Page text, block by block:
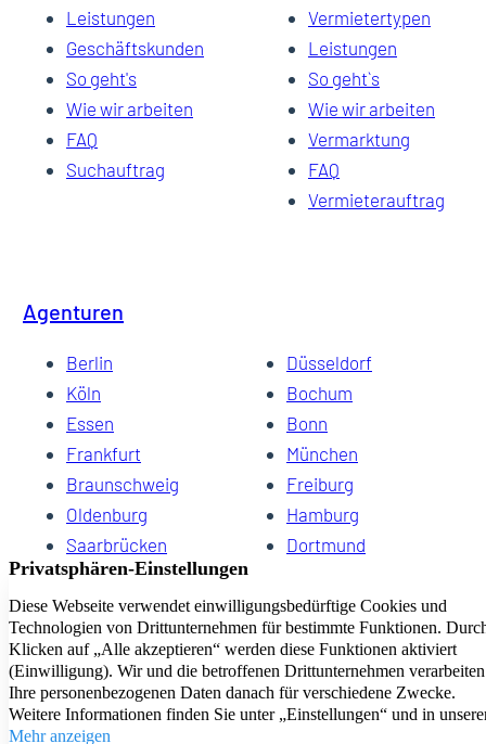
Leistungen
Geschäftskunden
So geht's
Wie wir arbeiten
FAQ
Suchauftrag
Vermietertypen
Leistungen
So geht`s
Wie wir arbeiten
Vermarktung
FAQ
Vermieterauftrag
Agenturen
Berlin
Düsseldorf
Köln
Bochum
Essen
Bonn
Frankfurt
München
Braunschweig
Freiburg
Oldenburg
Hamburg
Saarbrücken
Dortmund
Hannover
Dresden
Kiel
Wuppertal
Bremen